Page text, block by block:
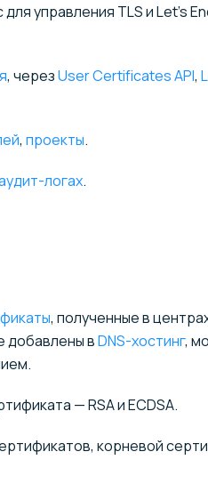
управления TLS и Let’s
, черезUser Certificates API,
, проекты.
логах.
, полученные в
добавлены вDNS-хостинг,
— RSA и ECDSA.
корневой